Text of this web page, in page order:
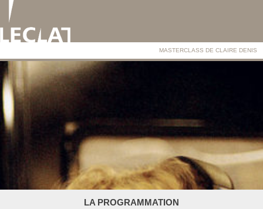
MASTERCLASS DE CLAIRE DENIS
LA PROGRAMMATION